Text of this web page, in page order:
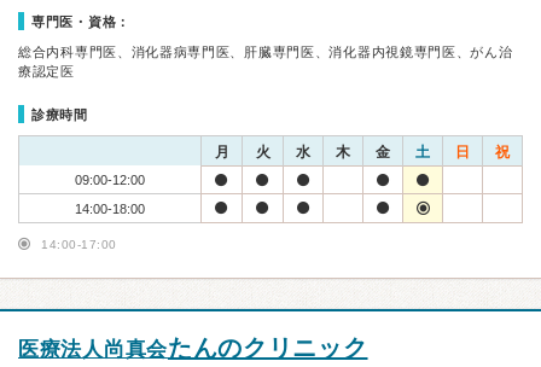
専門医・資格：
総合内科専門医、消化器病専門医、肝臓専門医、消化器内視鏡専門医、がん治
療認定医
診療時間
月 火 水 木 金 土 日 祝
09:00-12:00
14:00-18:00
14:00-17:00
医療法人尚真会たんのクリニック